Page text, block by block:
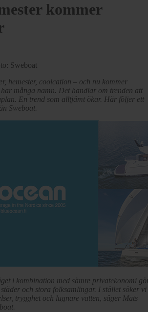
kommer
Sweboat
hemester, coolcation – och nu kommer
många namn. Det handlar om trenden att
En trend som alltjämt ökar. Här följer ett
Sweboat.
i kombination med sämre privatekonomi
och stora folksamlingar. I stället söker vi
trygghet och lugnare vatten, säger Mats